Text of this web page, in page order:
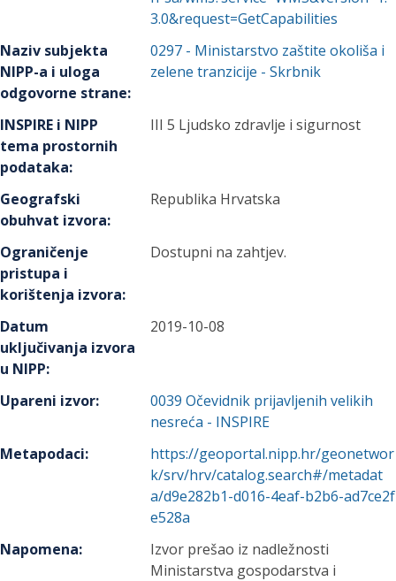
3.0&request=GetCapabilities
Naziv subjekta
NIPP-a i uloga
odgovorne strane:
0297 - Ministarstvo zaštite okoliša i
zelene tranzicije - Skrbnik
INSPIRE i NIPP
tema prostornih
podataka:
III 5 Ljudsko zdravlje i sigurnost
Geografski
obuhvat izvora:
Republika Hrvatska
Ograničenje
pristupa i
korištenja izvora:
Dostupni na zahtjev.
Datum
uključivanja izvora
u NIPP:
2019-10-08
Upareni izvor: 0039 Očevidnik prijavljenih velikih
nesreća - INSPIRE
Metapodaci:
https://geoportal.nipp.hr/geonetwor
k/srv/hrv/catalog.search#/metadat
a/d9e282b1-d016-4eaf-b2b6-ad7ce2f
e528a
Napomena:
Izvor prešao iz nadležnosti
Ministarstva gospodarstva i